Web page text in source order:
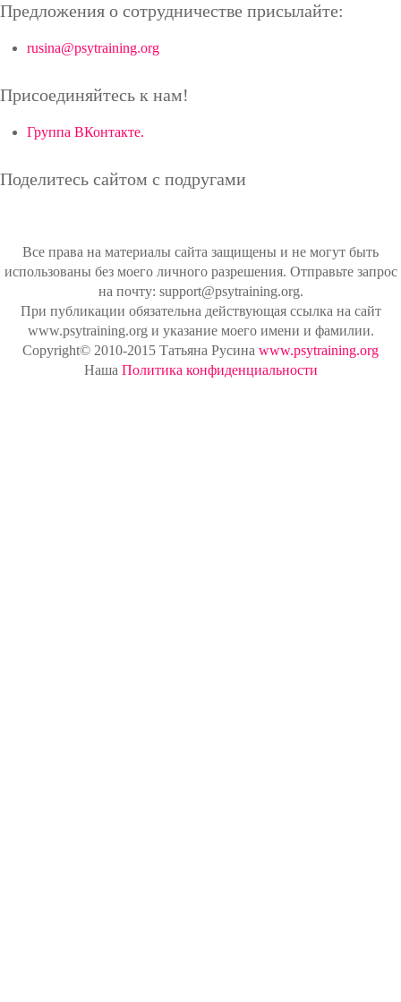
Предложения о сотрудничестве присылайте:
rusina@psytraining.org
Присоединяйтесь к нам!
Группа ВКонтакте.
Поделитесь сайтом с подругами
Все права на материалы сайта защищены и не могут быть
использованы без моего личного разрешения. Отправьте запрос
на почту: support@psytraining.org.
При публикации обязательна действующая ссылка на сайт
www.psytraining.org и указание моего имени и фамилии.
Copyright© 2010-2015 Татьяна Русина www.psytraining.org
Наша Политика конфиденциальности